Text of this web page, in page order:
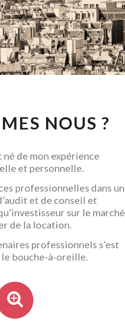
EN
L' ACQUISITION
NOUS ?
né de mon expérience
et personnelle.
professionnelles dans un
et de conseil et
sur le marché
de la location.
professionnels s’est
bouche-à-oreille.